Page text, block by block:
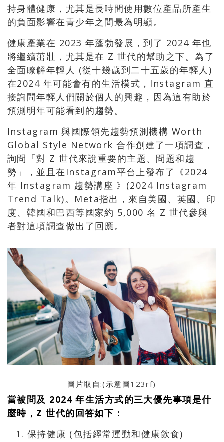
持身體健康，尤其是長時間使用數位產品所產生
的負面影響在青少年之間最為明顯。
健康產業在 2023 年蓬勃發展，到了 2024 年也
將繼續茁壯，尤其是在 Z 世代的幫助之下。為了
全面瞭解年輕人 (從十幾歲到二十五歲的年輕人)
在2024 年可能會有的生活模式，Instagram 直
接詢問年輕人們關於個人的興趣，因為這有助於
預測明年可能看到的趨勢。
Instagram 與國際領先趨勢預測機構 Worth
Global Style Network 合作創建了一項調查，
詢問「對 Z 世代來說重要的主題、問題和趨
勢」，並且在Instagram平台上發布了《2024
年 Instagram 趨勢講座 》(2024 Instagram
Trend Talk)。Meta指出，來自美國、英國、印
度、韓國和巴西等國家約 5,000 名 Z 世代參與
者對這項調查做出了回應。
圖片取自:(示意圖123rf)
當被問及 2024 年生活方式的三大優先事項是什
麼時，Z 世代的回答如下：
保持健康 (包括經常運動和健康飲食)